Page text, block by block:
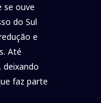
se ouve
do Sul
e
Até
faz parte